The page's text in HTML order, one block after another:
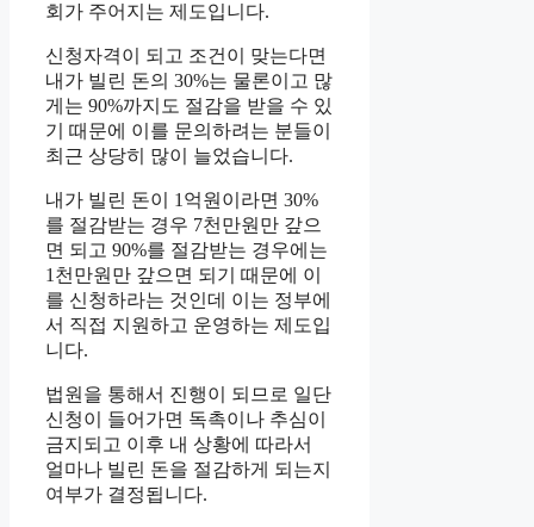
회가 주어지는 제도입니다.
신청자격이 되고 조건이 맞는다면
내가 빌린 돈의 30%는 물론이고 많
게는 90%까지도 절감을 받을 수 있
기 때문에 이를 문의하려는 분들이
최근 상당히 많이 늘었습니다.
내가 빌린 돈이 1억원이라면 30%
를 절감받는 경우 7천만원만 갚으
면 되고 90%를 절감받는 경우에는
1천만원만 갚으면 되기 때문에 이
를 신청하라는 것인데 이는 정부에
서 직접 지원하고 운영하는 제도입
니다.
법원을 통해서 진행이 되므로 일단
신청이 들어가면 독촉이나 추심이
금지되고 이후 내 상황에 따라서
얼마나 빌린 돈을 절감하게 되는지
여부가 결정됩니다.